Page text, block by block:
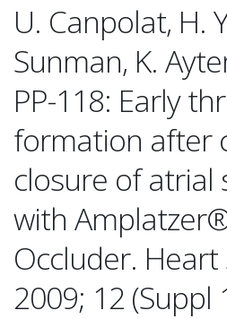
U. Canpolat, H.
Sunman, K.
PP-118: Early
formation after
closure of atrial
with
Occluder. Heart
2009; 12 (Suppl